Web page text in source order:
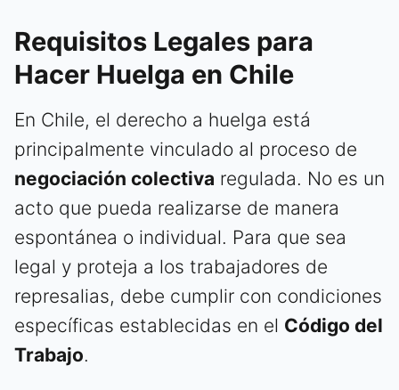
Requisitos Legales para
Hacer Huelga en Chile
En Chile, el derecho a huelga está
principalmente vinculado al proceso de
negociación colectiva regulada. No es un
acto que pueda realizarse de manera
espontánea o individual. Para que sea
legal y proteja a los trabajadores de
represalias, debe cumplir con condiciones
específicas establecidas en el Código del
Trabajo.